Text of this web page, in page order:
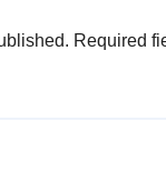
Required